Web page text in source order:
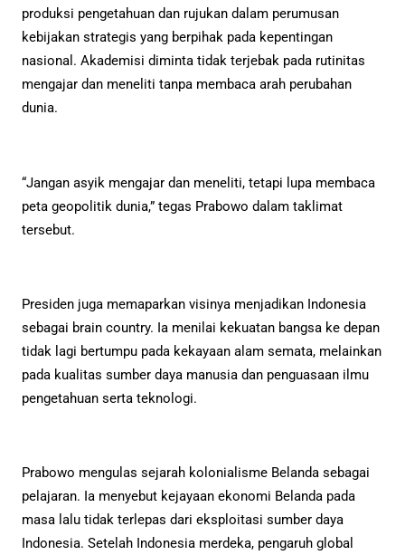
produksi pengetahuan dan rujukan dalam perumusan
kebijakan strategis yang berpihak pada kepentingan
nasional. Akademisi diminta tidak terjebak pada rutinitas
mengajar dan meneliti tanpa membaca arah perubahan
dunia.
“Jangan asyik mengajar dan meneliti, tetapi lupa membaca
peta geopolitik dunia,” tegas Prabowo dalam taklimat
tersebut.
Presiden juga memaparkan visinya menjadikan Indonesia
sebagai brain country. Ia menilai kekuatan bangsa ke depan
tidak lagi bertumpu pada kekayaan alam semata, melainkan
pada kualitas sumber daya manusia dan penguasaan ilmu
pengetahuan serta teknologi.
Prabowo mengulas sejarah kolonialisme Belanda sebagai
pelajaran. Ia menyebut kejayaan ekonomi Belanda pada
masa lalu tidak terlepas dari eksploitasi sumber daya
Indonesia. Setelah Indonesia merdeka, pengaruh global